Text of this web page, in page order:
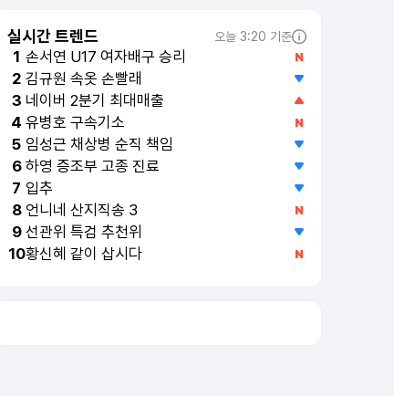
실시간 트렌드 오늘 3:20 기준
1 손서연 U17 여자배구 승리
2 김규원 속옷 손빨래
3 네이버 2분기 최대매출
5 임성근 채상병 순직 책임
6 하영 증조부 고종 진료
7 입추
8 언니네 산지직송 3
9 선관위 특검 추천위
10황신혜 같이 삽시다